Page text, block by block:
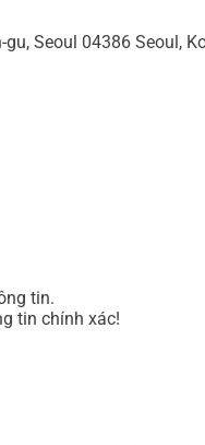
Seoul 04386 Seoul,
tin.
tin chính xác!